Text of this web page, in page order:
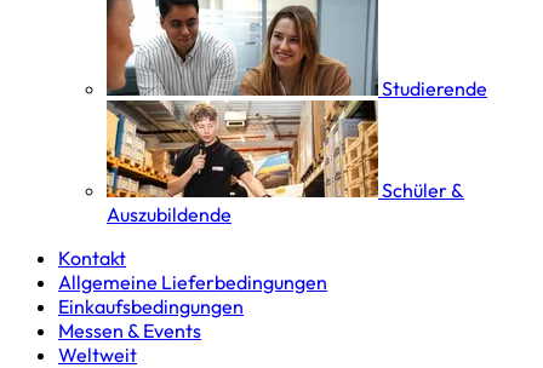
Studierende
Schüler &
Auszubildende
Kontakt
Allgemeine Lieferbedingungen
Einkaufsbedingungen
Messen & Events
Weltweit